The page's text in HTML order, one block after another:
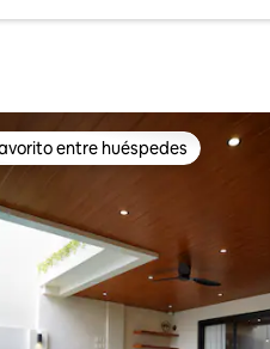
entre huéspedes
entre huéspedes